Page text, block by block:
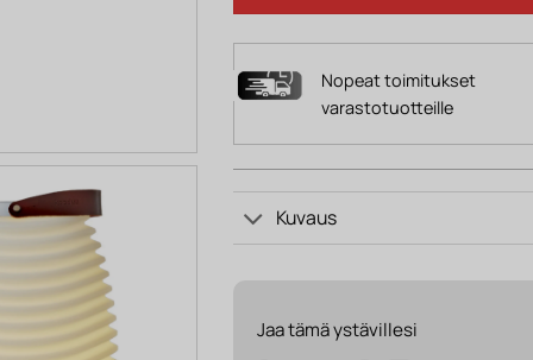
Nopeat toimitukset
varastotuotteille
Kuvaus
Jaa tämä ystävillesi